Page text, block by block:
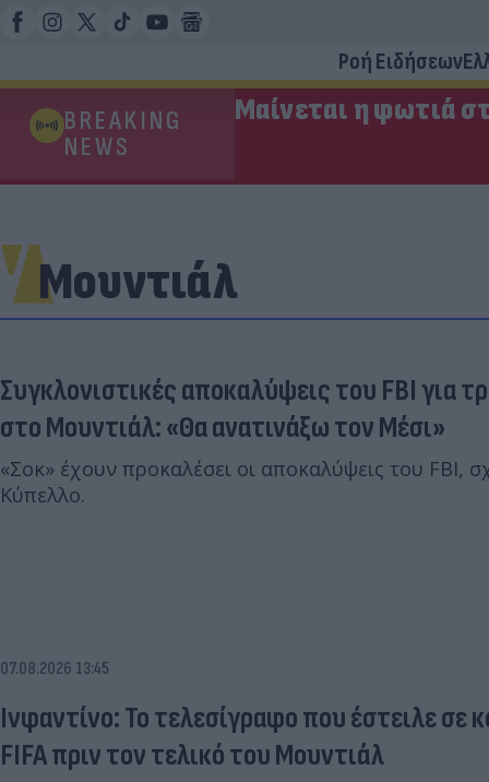
Ροή Ειδήσεων
BREAKING
NEWS
Μαίνεται η φωτιά
Μουντιάλ
Συγκλονιστικές αποκαλύψεις του FBI για
στο Μουντιάλ: «Θα ανατινάξω τον Μέσι»
«Σοκ» έχουν προκαλέσει οι αποκαλύψεις του FBI,
Κύπελλο.
07.08.2026 13:45
Ινφαντίνο: Το τελεσίγραφο που έστειλε σε
FIFA πριν τον τελικό του Μουντιάλ